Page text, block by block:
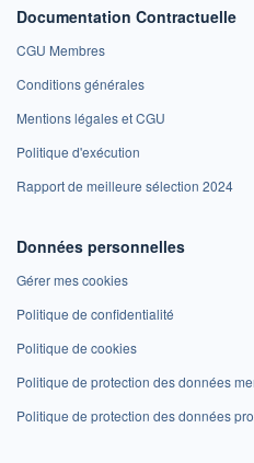
Documentation Contractuelle
CGU Membres
Conditions générales
Mentions légales et CGU
Politique d'exécution
Rapport de meilleure sélection 2024
Données personnelles
Gérer mes cookies
Politique de confidentialité
Politique de cookies
Politique de protection des données
Politique de protection des données